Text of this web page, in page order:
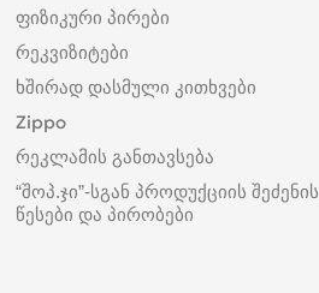
ფიზიკური პირები
რეკვიზიტები
ხშირად დასმული კითხვები
Zippo
რეკლამის განთავსება
“შოპ.ჯი”-სგან პროდუქციის შეძენის
წესები და პირობები